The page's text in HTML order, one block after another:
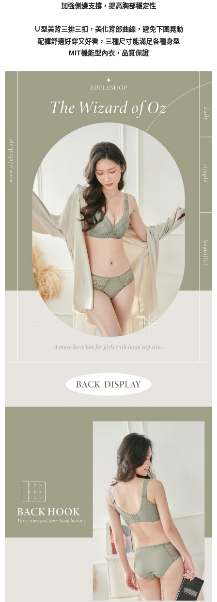
加強側邊支撐，提高胸部穩定性
Ｕ型美背三排三扣，美化背部曲線，避免下圍晃動
配褲舒適好穿又好看，三種尺寸能滿足各種身型
MIT機能型內衣，品質保證